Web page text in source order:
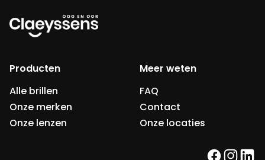
Producten
Alle brillen
Onze merken
Onze lenzen
Meer weten
FAQ
Contact
Onze locaties